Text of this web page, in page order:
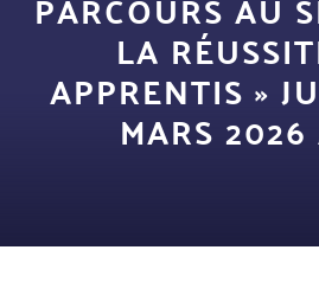
LA
APPRENTIS »
MARS 2026